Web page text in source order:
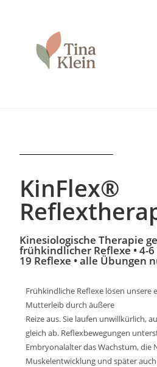
KinFlex®
Kinesiologische Therapie
frühkindlicher Reflexe • 4-
19 Reflexe • alle Übungen
Frühkindliche Reflexe lösen unsere
Mutterleib durch äußere
Reize aus. Sie laufen unwillkürlich,
gleich ab. Reflexbewegungen
Embryonalalter das Wachstum, die
Muskelentwicklung und später